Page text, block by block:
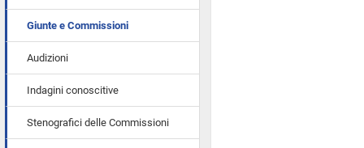
Giunte e Commissioni
Audizioni
Indagini conoscitive
Stenografici delle Commissioni